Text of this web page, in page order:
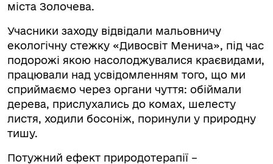
міста Золочева.
Учасники заходу відвідали мальовничу
екологічну стежку «Дивосвіт Менича», під час
подорожі якою насолоджувалися краєвидами,
працювали над усвідомленням того, що ми
сприймаємо через органи чуття: обіймали
дерева, прислухались до комах, шелесту
листя, ходили босоніж, поринули у природну
тишу.
Потужний ефект природотерапії –